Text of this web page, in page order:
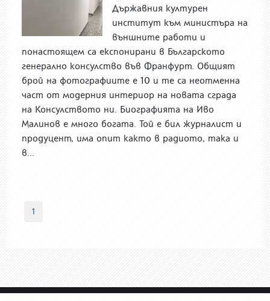
Държавния културен
институт към министъра на
външните работи и
понастоящем са експонирани в Българското
генерално консулство във Франфурт. Общият
брой на фотографиите е 10 и те са неотменна
част от модерния интериор на новата сграда
на Консулството ни. Биографията на Иво
Малинов е много богата. Той е бил журналист и
продуцент, има опит както в радиото, така и
в...
1